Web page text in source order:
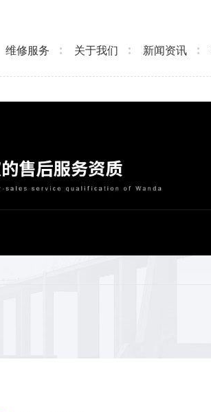
维修服务 关于我们 新闻资讯